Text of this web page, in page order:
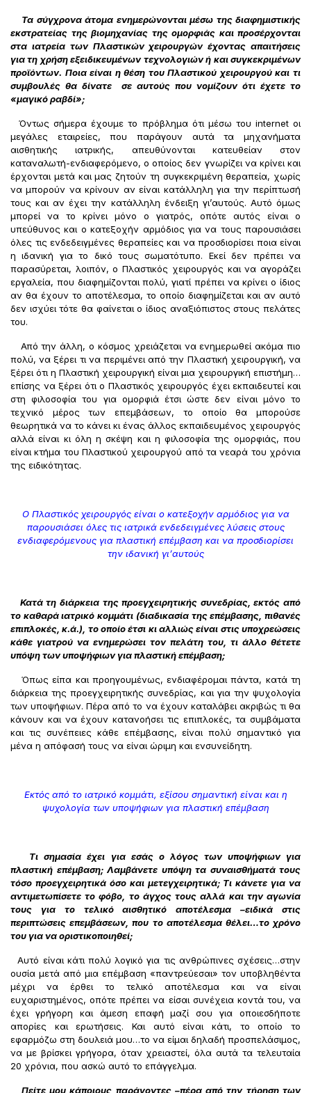
Τα σύγχρονα άτομα ενημερώνονται μέσω της διαφημιστικής
εκστρατείας της βιομηχανίας της ομορφιάς και προσέρχονται
στα ιατρεία των Πλαστικών χειρουργών έχοντας απαιτήσεις
για τη χρήση εξειδικευμένων τεχνολογιών ή και συγκεκριμένων
προϊόντων. Ποια είναι η θέση του Πλαστικού χειρουργού και τι
συμβουλές θα δίνατε σε αυτούς που νομίζουν ότι έχετε το
«μαγικό ραβδί»;
Όντως σήμερα έχουμε το πρόβλημα ότι μέσω του internet οι
μεγάλες εταιρείες, που παράγουν αυτά τα μηχανήματα
αισθητικής ιατρικής, απευθύνονται κατευθείαν στον
καταναλωτή-ενδιαφερόμενο, ο οποίος δεν γνωρίζει να κρίνει και
έρχονται μετά και μας ζητούν τη συγκεκριμένη θεραπεία, χωρίς
να μπορούν να κρίνουν αν είναι κατάλληλη για την περίπτωσή
τους και αν έχει την κατάλληλη ένδειξη γι’αυτούς. Αυτό όμως
μπορεί να το κρίνει μόνο ο γιατρός, οπότε αυτός είναι ο
υπεύθυνος και ο κατεξοχήν αρμόδιος για να τους παρουσιάσει
όλες τις ενδεδειγμένες θεραπείες και να προσδιορίσει ποια είναι
η ιδανική για το δικό τους σωματότυπο. Εκεί δεν πρέπει να
παρασύρεται, λοιπόν, ο Πλαστικός χειρουργός και να αγοράζει
εργαλεία, που διαφημίζονται πολύ, γιατί πρέπει να κρίνει ο ίδιος
αν θα έχουν το αποτέλεσμα, το οποίο διαφημίζεται και αν αυτό
δεν ισχύει τότε θα φαίνεται ο ίδιος αναξιόπιστος στους πελάτες
του.
Από την άλλη, ο κόσμος χρειάζεται να ενημερωθεί ακόμα πιο
πολύ, να ξέρει τι να περιμένει από την Πλαστική χειρουργική, να
ξέρει ότι η Πλαστική χειρουργική είναι μια χειρουργική επιστήμη…
επίσης να ξέρει ότι ο Πλαστικός χειρουργός έχει εκπαιδευτεί και
στη φιλοσοφία του για ομορφιά έτσι ώστε δεν είναι μόνο το
τεχνικό μέρος των επεμβάσεων, το οποίο θα μπορούσε
θεωρητικά να το κάνει κι ένας άλλος εκπαιδευμένος χειρουργός
αλλά είναι κι όλη η σκέψη και η φιλοσοφία της ομορφιάς, που
είναι κτήμα του Πλαστικού χειρουργού από τα νεαρά του χρόνια
της ειδικότητας.
Ο Πλαστικός χειρουργός είναι ο κατεξοχήν αρμόδιος για να
παρουσιάσει όλες τις ιατρικά ενδεδειγμένες λύσεις στους
ενδιαφερόμενους για πλαστική επέμβαση και να προσδιορίσει
την ιδανική γι’αυτούς
Κατά τη διάρκεια της προεγχειρητικής συνεδρίας, εκτός από
το καθαρά ιατρικό κομμάτι (διαδικασία της επέμβασης, πιθανές
επιπλοκές, κ.ά.), το οποίο έτσι κι αλλιώς είναι στις υποχρεώσεις
κάθε γιατρού να ενημερώσει τον πελάτη του, τι άλλο θέτετε
υπόψη των υποψήφιων για πλαστική επέμβαση;
Όπως είπα και προηγουμένως, ενδιαφέρομαι πάντα, κατά τη
διάρκεια της προεγχειρητικής συνεδρίας, και για την ψυχολογία
των υποψήφιων. Πέρα από το να έχουν καταλάβει ακριβώς τι θα
κάνουν και να έχουν κατανοήσει τις επιπλοκές, τα συμβάματα
και τις συνέπειες κάθε επέμβασης, είναι πολύ σημαντικό για
μένα η απόφασή τους να είναι ώριμη και ενσυνείδητη.
Εκτός από το ιατρικό κομμάτι, εξίσου σημαντική είναι και η
ψυχολογία των υποψήφιων για πλαστική επέμβαση
Τι σημασία έχει για εσάς ο λόγος των υποψήφιων για
πλαστική επέμβαση; Λαμβάνετε υπόψη τα συναισθήματά τους
τόσο προεγχειρητικά όσο και μετεγχειρητικά; Τι κάνετε για να
αντιμετωπίσετε το φόβο, το άγχος τους αλλά και την αγωνία
τους για το τελικό αισθητικό αποτέλεσμα –ειδικά στις
περιπτώσεις επεμβάσεων, που το αποτέλεσμα θέλει…το χρόνο
του για να οριστικοποιηθεί;
Αυτό είναι κάτι πολύ λογικό για τις ανθρώπινες σχέσεις…στην
ουσία μετά από μια επέμβαση «παντρεύεσαι» τον υποβληθέντα
μέχρι να έρθει το τελικό αποτέλεσμα και να είναι
ευχαριστημένος, οπότε πρέπει να είσαι συνέχεια κοντά του, να
έχει γρήγορη και άμεση επαφή μαζί σου για οποιεσδήποτε
απορίες και ερωτήσεις. Και αυτό είναι κάτι, το οποίο το
εφαρμόζω στη δουλειά μου…το να είμαι δηλαδή προσπελάσιμος,
να με βρίσκει γρήγορα, όταν χρειαστεί, όλα αυτά τα τελευταία
20 χρόνια, που ασκώ αυτό το επάγγελμα.
Πείτε μου κάποιους παράγοντες –πέρα από την τήρηση των